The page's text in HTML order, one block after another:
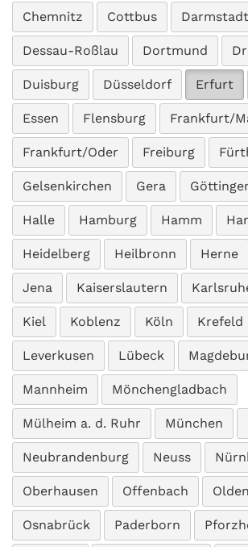
Chemnitz Cottbus Darmstadt
Dessau-Roßlau Dortmund
Duisburg Düsseldorf Erfurt
Essen Flensburg Frankfurt/
Frankfurt/Oder Freiburg
Gelsenkirchen Gera
Halle Hamburg Hamm
Heidelberg Heilbronn Herne
Jena Kaiserslautern
Kiel Koblenz Köln Krefeld
Leverkusen Lübeck
Mannheim Mönchengladbach
Mülheim a. d. Ruhr München
Neubrandenburg Neuss
Oberhausen Offenbach
Osnabrück Paderborn